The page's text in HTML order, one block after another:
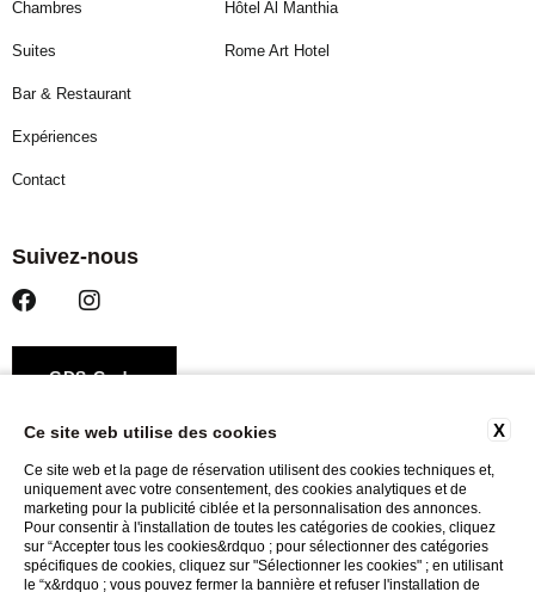
Chambres
Suites
Bar & Restaurant
Expériences
Contact
Hôtel Al Manthia
Rome Art Hotel
Suivez-nous
GDS Code
Amadeus – YX ROMTCO
Sabre – YX 621735
Galileo / Apollo – YX AS274
Worldspan – YX A2307
X
Ce site web utilise des cookies
Ce site web et la page de réservation utilisent des cookies techniques et,
uniquement avec votre consentement, des cookies analytiques et de
marketing pour la publicité ciblée et la personnalisation des annonces.
Pour consentir à l'installation de toutes les catégories de cookies, cliquez
sur “Accepter tous les cookies&rdquo ; pour sélectionner des catégories
spécifiques de cookies, cliquez sur "Sélectionner les cookies" ; en utilisant
le “x&rdquo ; vous pouvez fermer la bannière et refuser l'installation de